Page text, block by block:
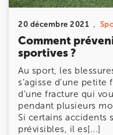
20 décembre 2021
Comment
sportives ?
Au sport, les
s’agisse d’une
d’une fracture qui
pendant plusieurs
Si certains
prévisibles, il es[...]
IK MEUDON
8 Rue de Paris
01 40 95 01 09
Prenez RDV sur
Prenez RDV sur